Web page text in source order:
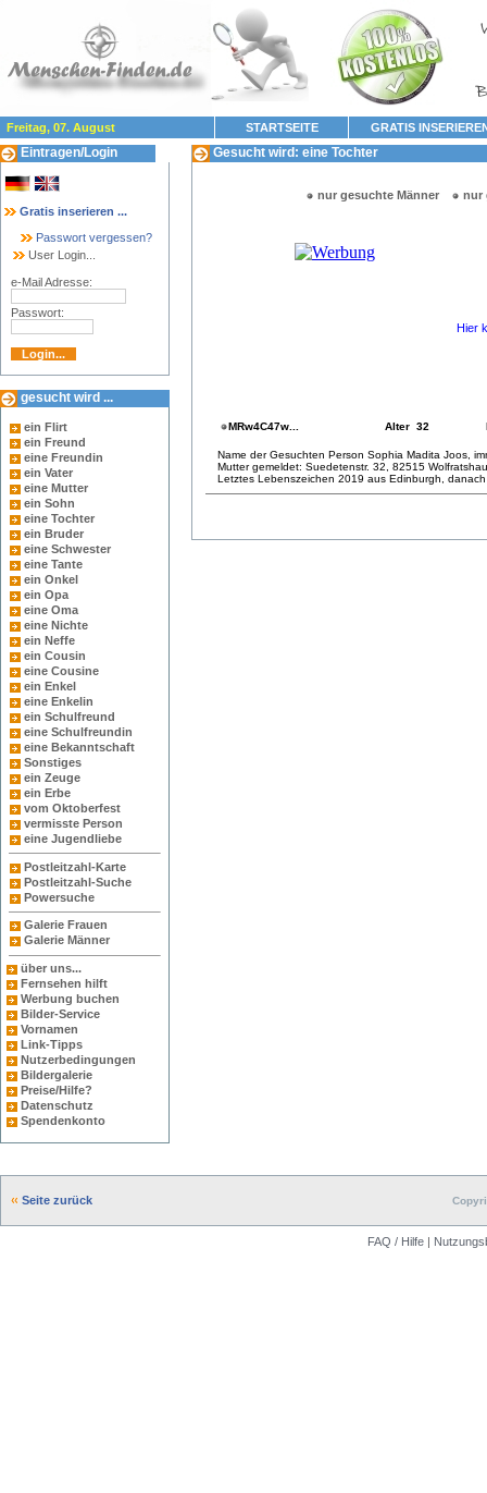
Freitag, 07. August STARTSEITE GRATIS
Eintragen/Login
Gratis inserieren ...
Passwort vergessen?
User Login...
e-Mail Adresse:
Passwort:
gesucht wird ...
ein Flirt
ein Freund
eine Freundin
ein Vater
eine Mutter
ein Sohn
eine Tochter
ein Bruder
eine Schwester
eine Tante
ein Onkel
ein Opa
eine Oma
eine Nichte
ein Neffe
ein Cousin
eine Cousine
ein Enkel
eine Enkelin
ein Schulfreund
eine Schulfreundin
eine Bekanntschaft
Sonstiges
ein Zeuge
ein Erbe
vom Oktoberfest
vermisste Person
eine Jugendliebe
Postleitzahl-Karte
Postleitzahl-Suche
Powersuche
Galerie Frauen
Galerie Männer
über uns...
Fernsehen hilft
Werbung buchen
Bilder-Service
Vornamen
Link-Tipps
Nutzerbedingungen
Bildergalerie
Preise/Hilfe?
Datenschutz
Spendenkonto
Gesucht wird: eine Tochter
nur gesuchte Männer nur
Hier
MRw4C47w... Alter 32
Name der Gesuchten Person Sophia Madita Joos,
Mutter gemeldet: Suedetenstr. 32, 82515
Letztes Lebenszeichen 2019 aus Edinburgh,
Seite zurück
FAQ / Hilfe|